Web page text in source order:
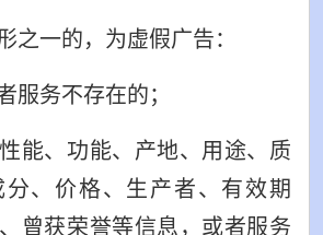
之一的，为虚假广告：
服务不存在的；
性能、功能、产地、用途、质
、价格、生产者、有效期
曾获荣誉等信息，或者服务